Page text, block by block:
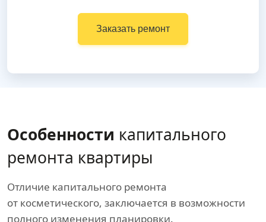
Заказать ремонт
Особенности капитального
ремонта квартиры
Отличие капитального ремонта
от косметического, заключается в возможности
полного изменения планировки.